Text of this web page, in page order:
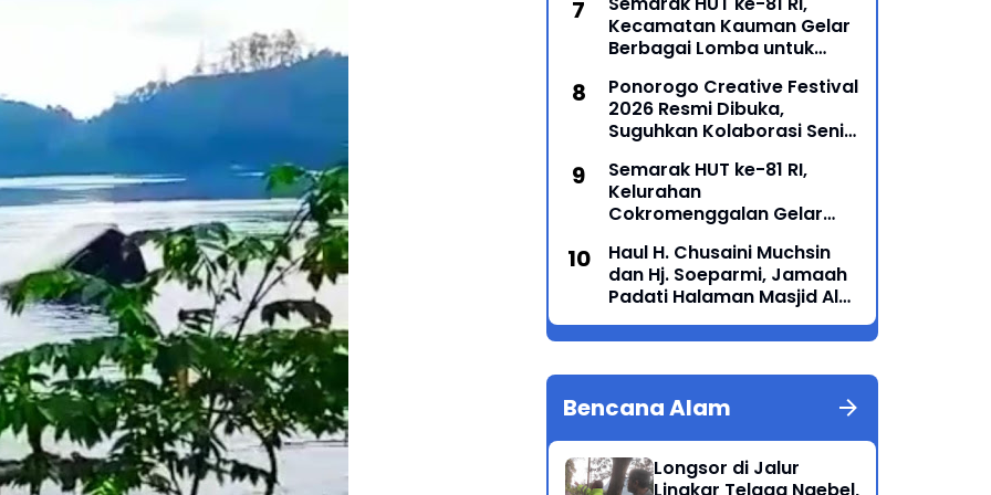
Kecamatan Kauman Gelar
Berbagai Lomba untuk
Masyarakat
Ponorogo Creative Festival
2026 Resmi Dibuka,
Suguhkan Kolaborasi Seni
Memukau
Semarak HUT ke-81 RI,
Kelurahan
Cokromenggalan Gelar
Haul H. Chusaini Muchsin
dan Hj. Soeparmi, Jamaah
Padati Halaman Masjid Al
Bencana Alam
Longsor di Jalur
Lingkar Telaga Ngebel,